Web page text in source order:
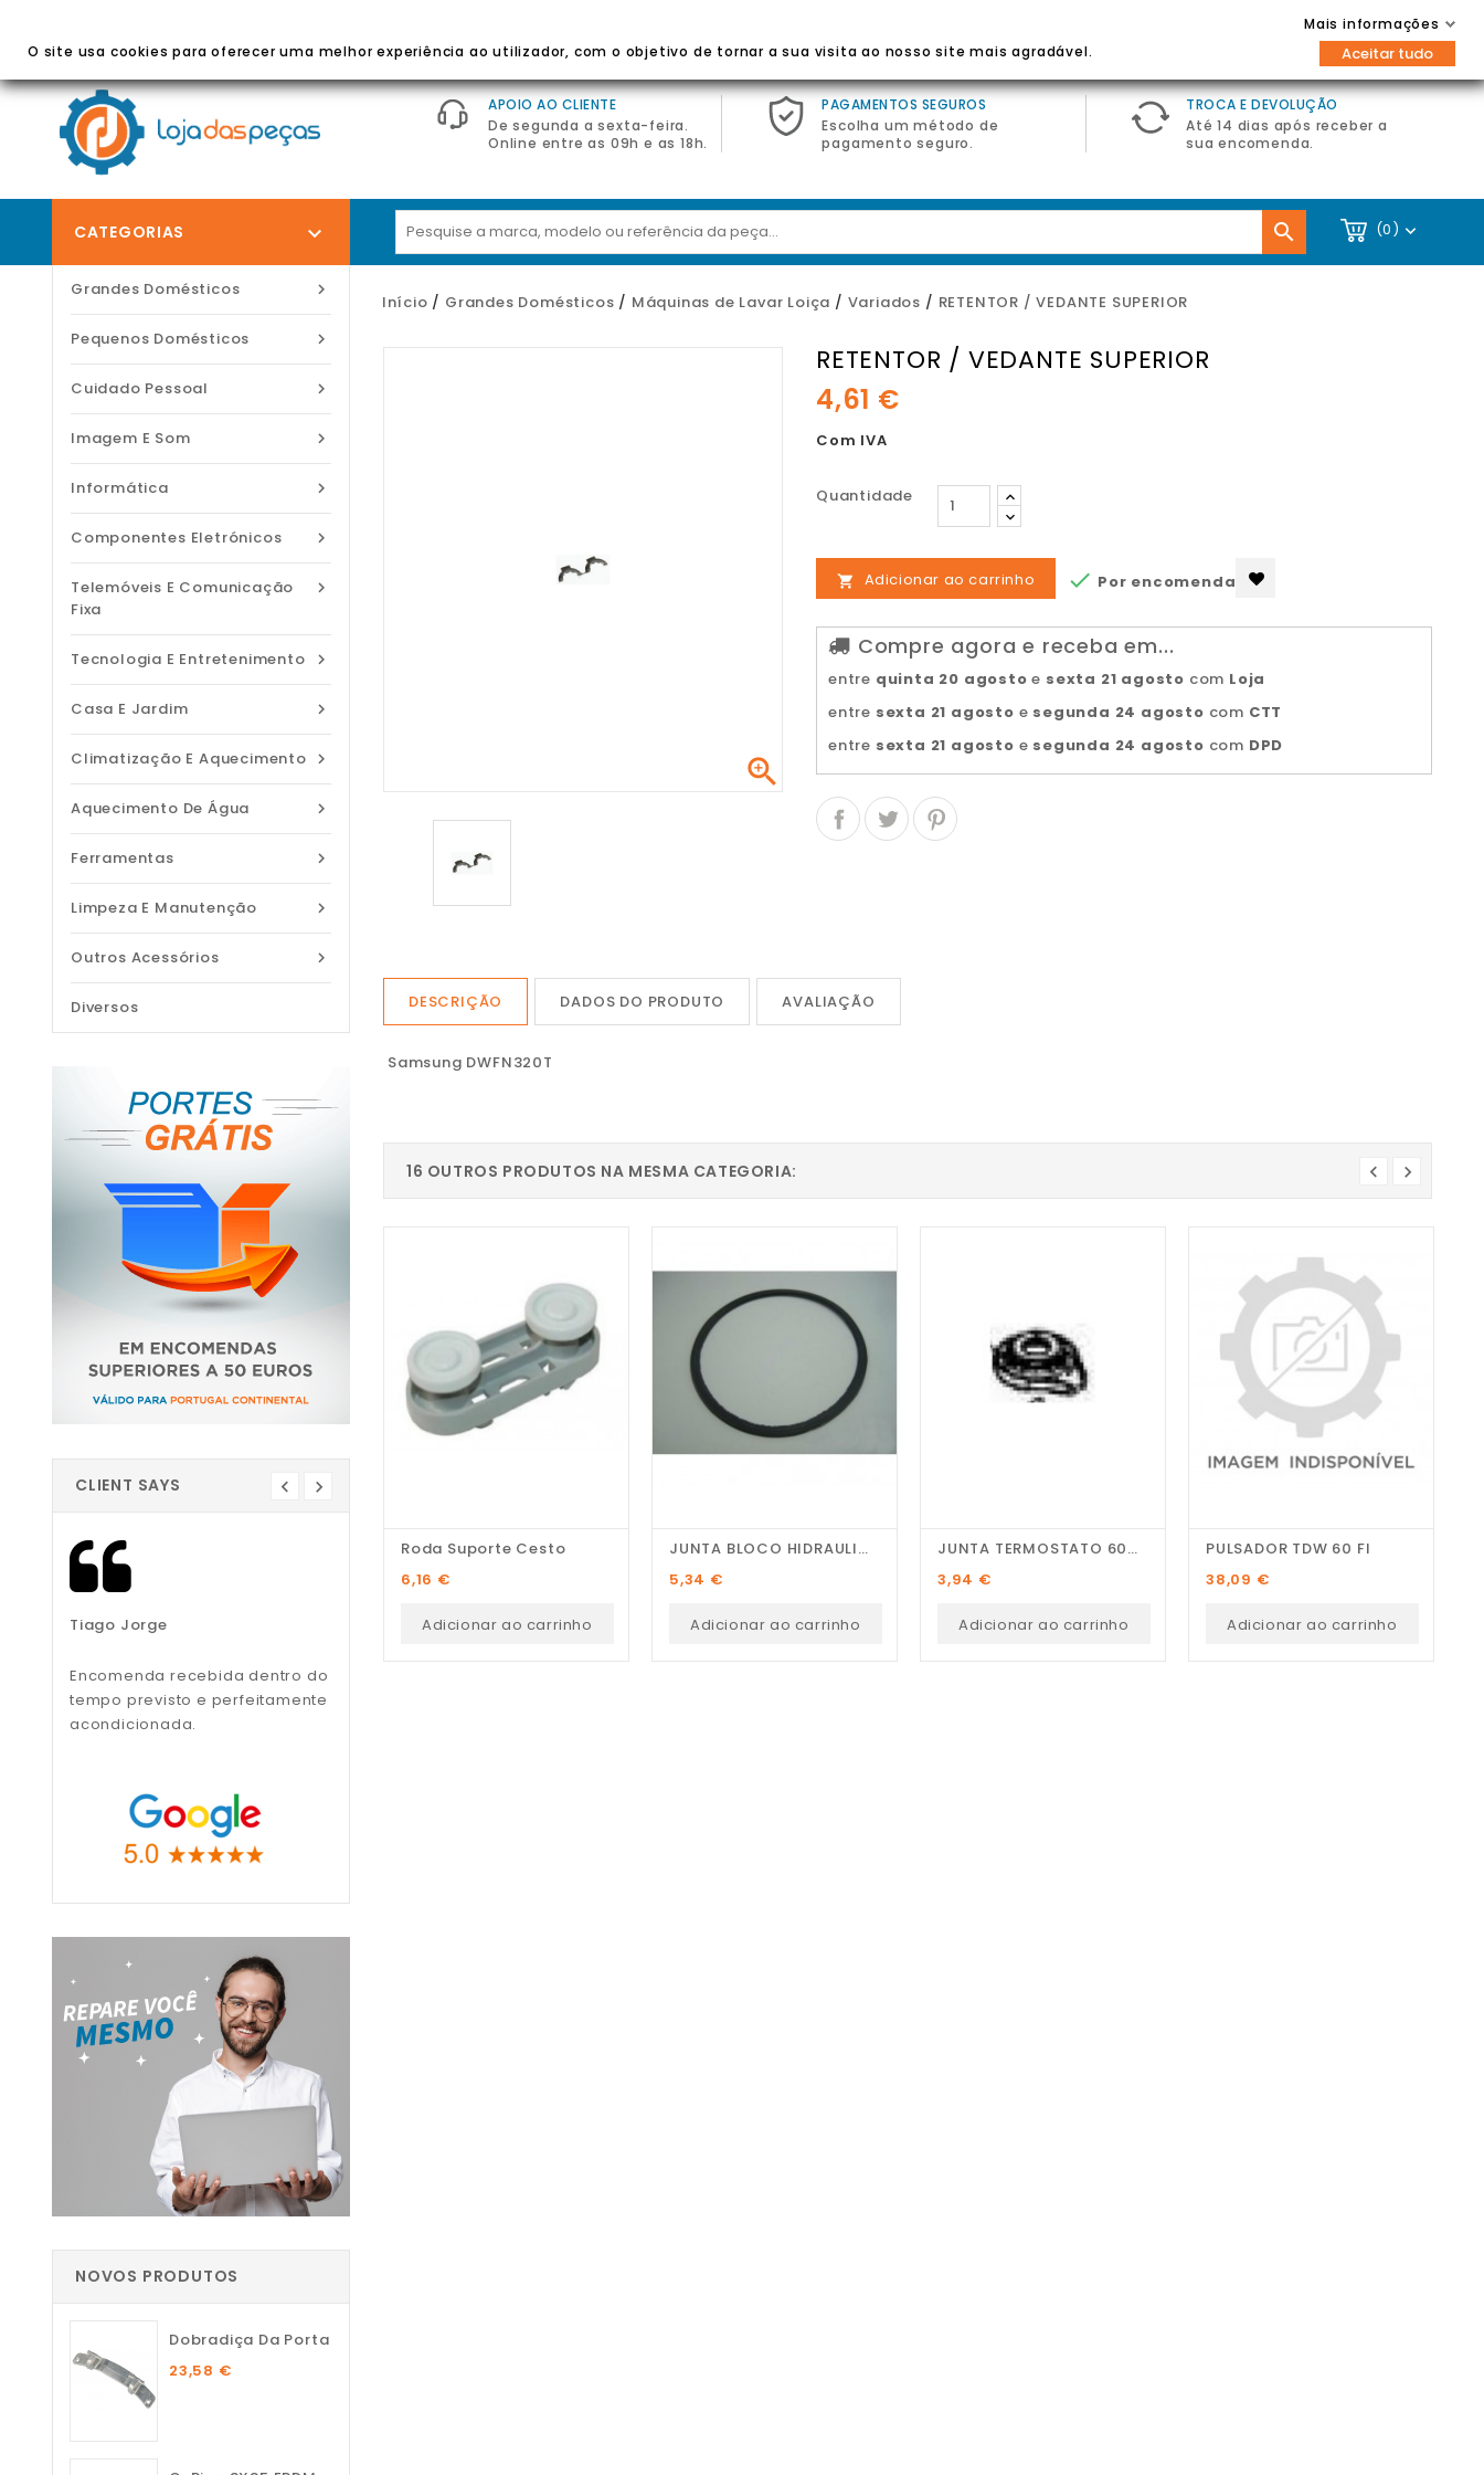
Entrar / Registar
APOIO AO CLIENTE
De segunda a sexta-feira.
Online entre as 09h e as 18h.
PAGAMENTOS SEGUROS
Escolha um método de
pagamento seguro.
TROCA E DEVOLUÇÃO
Até 14 dias após receber a
sua encomenda.
(0) 

CATEGORIAS 

Grandes Domésticos

Pequenos Domésticos

Cuidado Pessoal

Imagem E Som

Informática

Componentes Eletrónicos

Telemóveis E Comunicação
Fixa

Tecnologia E Entretenimento

Casa E Jardim

Climatização E Aquecimento

Aquecimento De Água

Ferramentas

Limpeza E Manutenção

Outros Acessórios
Diversos
CLIENT SAYS
Tiago Jorge
Encomenda recebida dentro do
tempo previsto e perfeitamente
acondicionada.
Liliana Teixeira Pedro Pereira
NOVOS PRODUTOS
Dobradiça Da Porta
23,58 €
Início Grandes Domésticos Máquinas de Lavar Loiça Variados RETENTOR / VEDANTE SUPERIOR

RETENTOR / VEDANTE SUPERIOR
4,61 €
Com IVA
Quantidade
 Adicionar ao carrinho  Por encomenda
Compre agora e receba em...
entre quinta 20 agosto e sexta 21 agosto com Loja
entre sexta 21 agosto e segunda 24 agosto com CTT
entre sexta 21 agosto e segunda 24 agosto com DPD
DESCRIÇÃO DADOS DO PRODUTO AVALIAÇÃO
Samsung DWFN320T
16 OUTROS PRODUTOS NA MESMA CATEGORIA:
Roda Suporte Cesto
Preço
6,16 €
Adicionar ao carrinho
JUNTA BLOCO HIDRAULICO...
Preço
5,34 €
Adicionar ao carrinho
JUNTA TERMOSTATO 6002...
Preço
3,94 €
Adicionar ao carrinho
PULSADOR TDW 60 FI
Preço
38,09 €
Adicionar ao carrinho
O site usa cookies para oferecer uma melhor experiência ao utilizador, com o objetivo de tornar a sua visita ao nosso site mais agradável.
Mais informações
Aceitar tudo